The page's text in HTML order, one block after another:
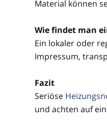
Material können
Wie findet man
Ein lokaler oder
Impressum,
Fazit
Seriöse
und achten auf